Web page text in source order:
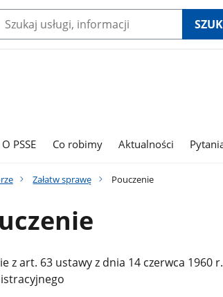
O PSSE Co robimy Aktualności
Załatw sprawę Pouczenie
z art. 63 ustawy z dnia 14 czerwca 1960